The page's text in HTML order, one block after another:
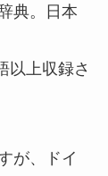
典。日本
以上収録さ
が、ドイ